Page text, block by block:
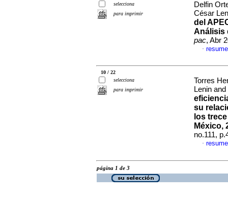
selecciona
para imprimir
Delfin
César
del
Análisis
pac, Abr
·
10 / 22
selecciona
para imprimir
Torres
Lenin
su
los
México,
no.111,
·
página 1 de 3